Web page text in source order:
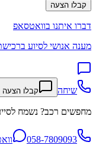
קבלו הצעה
דברו איתנו בוואטסאפ
מענה אנושי לסיוע
שיחה קבלו הצעה
מחפשים רכב? נשמח
058-7809093